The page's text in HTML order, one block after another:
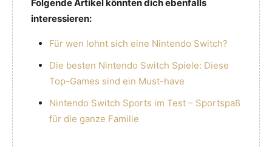
Folgende Artikel könnten dich ebenfalls
interessieren:
Für wen lohnt sich eine Nintendo Switch?
Die besten Nintendo Switch Spiele: Diese
Top-Games sind ein Must-have
Nintendo Switch Sports im Test – Sportspaß
für die ganze Familie